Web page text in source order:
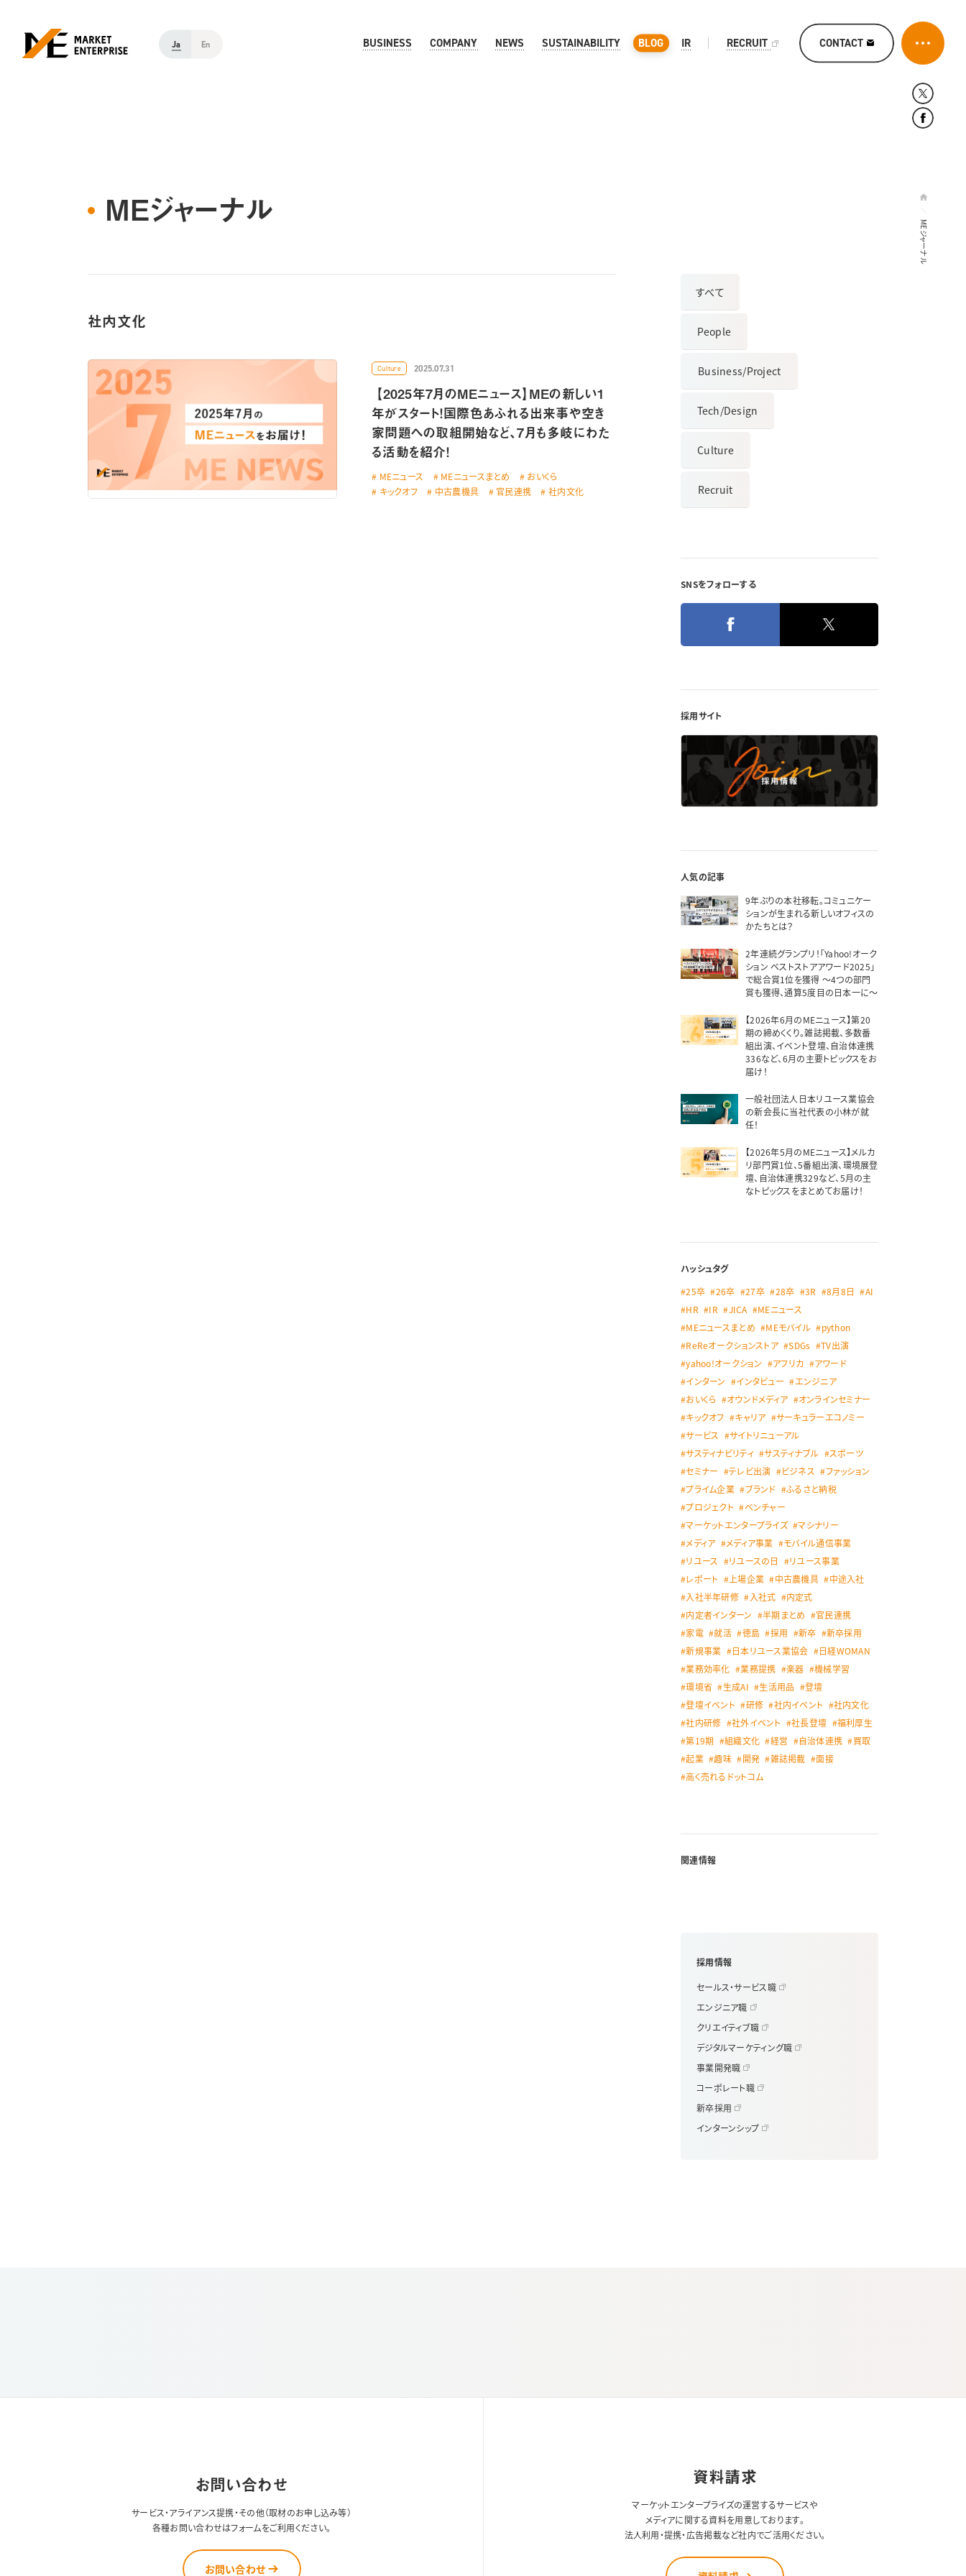
Ja En CONTACT
BUSINESS COMPANY NEWS SUSTAINABILITY BLOG IR RECRUIT
MEジャーナル
MEジャーナル
社内文化
Culture 2025.07.31
【2025年7月のMEニュース】MEの新しい1
年がスタート！国際色あふれる出来事や空き
家問題への取組開始など、7月も多岐にわた
る活動を紹介！
MEニュース MEニュースまとめ
おいくら
キックオフ
中古農機具 官民連携 社内文化
すべて
People
Business/Project
Tech/Design
Culture
Recruit
SNSをフォローする
採用サイト
人気の記事
9年ぶりの本社移転。コミュニケー
ションが生まれる新しいオフィスの
かたちとは？
2年連続グランプリ！「Yahoo!オーク
ション ベストストアアワード2025」
で総合賞1位を獲得 ～4つの部門
賞も獲得、通算5度目の日本一に～
【2026年6月のMEニュース】第20
期の締めくくり。雑誌掲載、多数番
組出演、イベント登壇、自治体連携
336など、6月の主要トピックスをお
届け！
一般社団法人日本リユース業協会
の新会長に当社代表の小林が就
任！
【2026年5月のMEニュース】メルカ
リ部門賞1位、5番組出演、環境展登
壇、自治体連携329など、5月の主
なトピックスをまとめてお届け！
ハッシュタグ
25卒
26卒 27卒 28卒 3R 8月8日
AI
HR
IR JICA
MEニュース
MEニュースまとめ
MEモバイル
python
ReReオークションストア
SDGs
TV出演
yahoo!オークション
アフリカ
アワード
インターン
インタビュー
エンジニア
おいくら
オウンドメディア
オンラインセミナー
キックオフ
キャリア
サーキュラーエコノミー
サービス
サイトリニューアル
サスティナビリティ
サスティナブル
スポーツ
セミナー
テレビ出演 ビジネス
ファッション
プライム企業
ブランド
ふるさと納税
プロジェクト
ベンチャー
マーケットエンタープライズ
マシナリー
メディア
メディア事業
モバイル通信事業
リユース
リユースの日
リユース事業
レポート
上場企業 中古農機具
中途入社
入社半年研修
入社式
内定式
内定者インターン
半期まとめ
官民連携
家電
就活 徳島 採用 新卒
新卒採用
新規事業
日本リユース業協会
日経WOMAN
業務効率化
業務提携 楽器
機械学習
環境省
生成AI 生活用品
登壇
登壇イベント
研修 社内イベント
社内文化
社内研修
社外イベント 社長登壇
福利厚生
第19期
組織文化 経営 自治体連携
買取
起業
趣味 開発 雑誌掲載
面接
高く売れるドットコム
関連情報
採用情報
セールス・サービス職
エンジニア職
クリエイティブ職
デジタルマーケティング職
事業開発職
コーポレート職
新卒採用
インターンシップ
お問い合わせ
サービス・アライアンス提携・その他（取材のお申し込み等）
各種お問い合わせはフォームをご利用ください。
お問い合わせ
資料請求
マーケットエンタープライズの運営するサービスや
メディアに関する資料を用意しております。
法人利用・提携・広告掲載など社内でご活用ください。